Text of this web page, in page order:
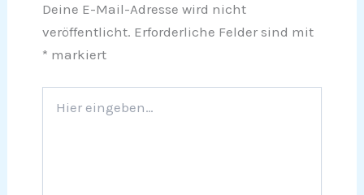
Deine E-Mail-Adresse wird nicht
veröffentlicht. Erforderliche Felder sind mit
* markiert
eingeben…